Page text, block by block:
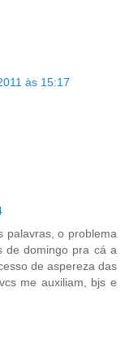
às 15:17
palavras, o problema
de domingo pra cá a
de aspereza das
me auxiliam, bjs e